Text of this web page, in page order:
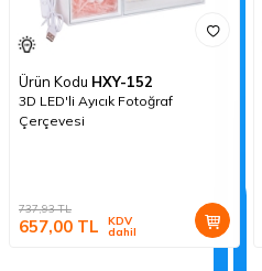
Ürün Kodu HXY-152
3D LED'li Ayıcık Fotoğraf
Çerçevesi
737,93TL
657,00 TL KDV
dahil